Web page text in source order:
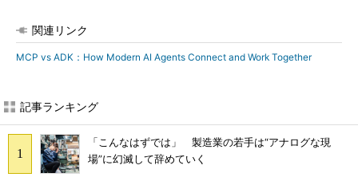
関連リンク
MCP vs ADK：How Modern AI Agents Connect and Work Together
記事ランキング
「こんなはずでは」 製造業の若手は“アナログな現
場”に幻滅して辞めていく